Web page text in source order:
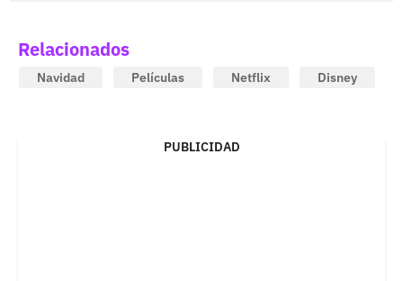
Relacionados
Navidad Películas Netflix Disney
PUBLICIDAD